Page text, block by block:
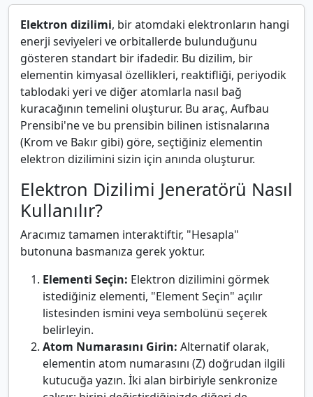
Elektron dizilimi, bir atomdaki elektronların hangi
enerji seviyeleri ve orbitallerde bulunduğunu
gösteren standart bir ifadedir. Bu dizilim, bir
elementin kimyasal özellikleri, reaktifliği, periyodik
tablodaki yeri ve diğer atomlarla nasıl bağ
kuracağının temelini oluşturur. Bu araç, Aufbau
Prensibi'ne ve bu prensibin bilinen istisnalarına
(Krom ve Bakır gibi) göre, seçtiğiniz elementin
elektron dizilimini sizin için anında oluşturur.
Elektron Dizilimi Jeneratörü Nasıl
Kullanılır?
Aracımız tamamen interaktiftir, "Hesapla"
butonuna basmanıza gerek yoktur.
Elementi Seçin: Elektron dizilimini görmek
istediğiniz elementi, "Element Seçin" açılır
listesinden ismini veya sembolünü seçerek
belirleyin.
Atom Numarasını Girin: Alternatif olarak,
elementin atom numarasını (Z) doğrudan ilgili
kutucuğa yazın. İki alan birbiriyle senkronize